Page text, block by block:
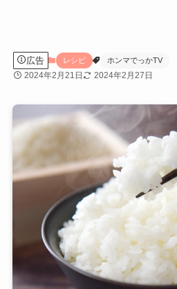
広告 レシピ ホンマでっかTV
2024年2月21日 2024年2月27日